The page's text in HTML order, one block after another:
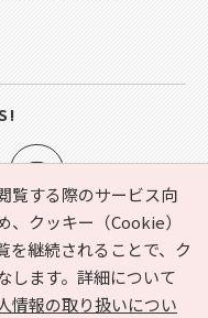
覧する際のサービス向
、クッキー（Cookie）
を継続されることで、ク
します。詳細について
情報の取り扱いについ
に入り
ヘルプ
て
運営会社